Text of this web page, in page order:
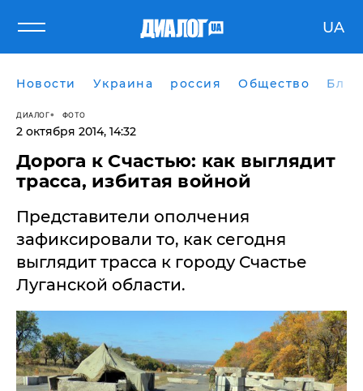
UA
Новости Украина россия Общество
ДИАЛОГ ФОТО
2 октября 2014, 14:32
Дорога к Счастью: как выглядит
трасса, избитая войной
Представители ополчения
зафиксировали то, как сегодня
выглядит трасса к городу Счастье
Луганской области.